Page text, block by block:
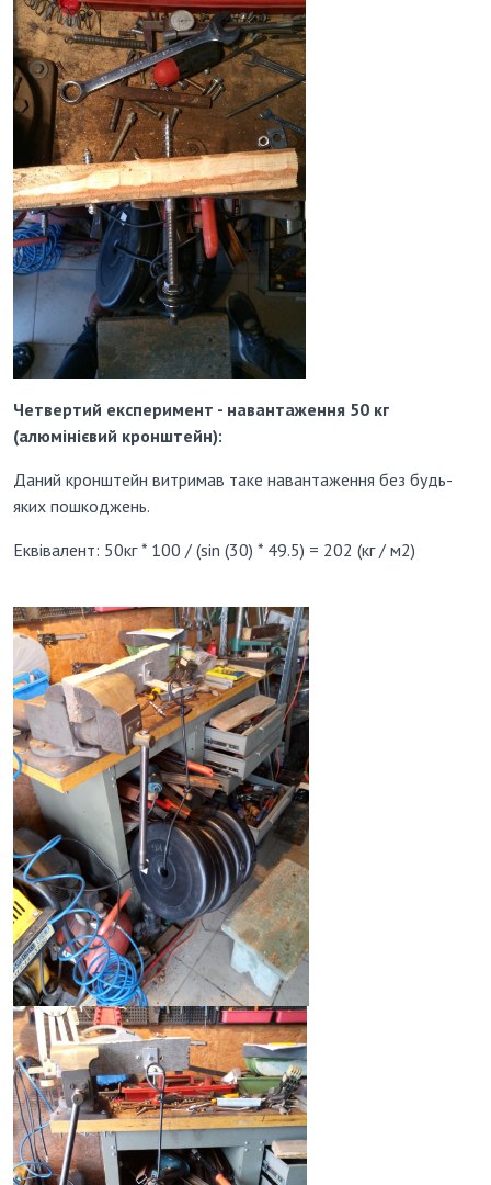
Четвертий експеримент - навантаження 50 кг
(алюмінієвий кронштейн):
Даний кронштейн витримав таке навантаження без будь-
яких пошкоджень.
Еквівалент: 50кг * 100 / (sin (30) * 49.5) = 202 (кг / м2)